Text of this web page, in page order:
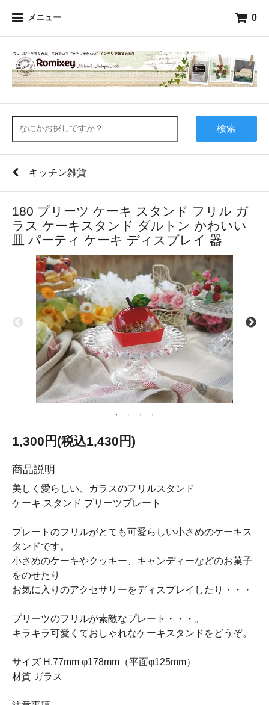
メニュー 0
検索
キッチン雑貨
180 プリーツ ケーキ スタンド フリル ガ
ラス ケーキスタンド ダルトン かわいい
皿 パーティ ケーキ ディスプレイ 器
1,300円(税込1,430円)
商品説明
美しく愛らしい、ガラスのフリルスタンド
ケーキ スタンド プリーツプレート
プレートのフリルがとても可愛らしい小さめのケーキス
タンドです。
小さめのケーキやクッキー、キャンディーなどのお菓子
をのせたり
お気に入りのアクセサリーをディスプレイしたり・・・
プリーツのフリルが素敵なプレート・・・。
キラキラ可愛くておしゃれなケーキスタンドをどうぞ。
サイズ H.77mm φ178mm（平面φ125mm）
材質 ガラス